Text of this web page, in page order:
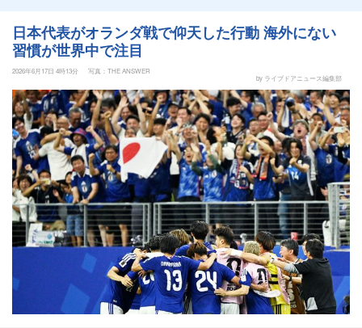
日本代表がオランダ戦で仰天した行動 海外にない
習慣が世界中で注目
2026年6月17日 4時13分
写真：THE ANSWER
by ライブドアニュース編集部